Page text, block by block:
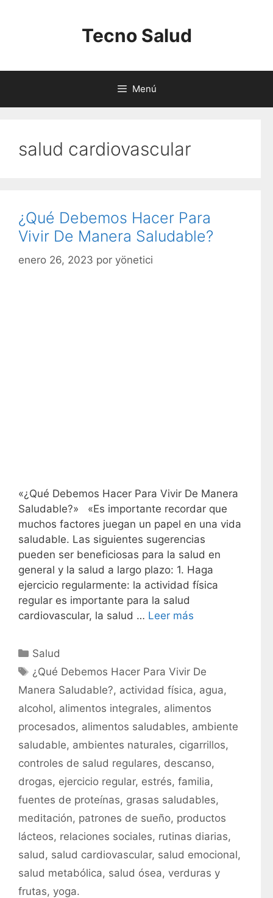
Tecno Salud
Menú
salud cardiovascular
¿Qué Debemos Hacer Para
Vivir De Manera Saludable?
enero 26, 2023 por yönetici
«¿Qué Debemos Hacer Para Vivir De Manera
Saludable?» «Es importante recordar que
muchos factores juegan un papel en una vida
saludable. Las siguientes sugerencias
pueden ser beneficiosas para la salud en
general y la salud a largo plazo: 1. Haga
ejercicio regularmente: la actividad física
regular es importante para la salud
cardiovascular, la salud … Leer más
C
t
e
g
o
r
s
Salud
E
q
u
e
t
s
¿Qué Debemos Hacer Para Vivir De
Manera Saludable?, actividad física, agua,
alcohol, alimentos integrales, alimentos
procesados, alimentos saludables, ambiente
saludable, ambientes naturales, cigarrillos,
controles de salud regulares, descanso,
drogas, ejercicio regular, estrés, familia,
fuentes de proteínas, grasas saludables,
meditación, patrones de sueño, productos
lácteos, relaciones sociales, rutinas diarias,
salud , salud cardiovascular, salud emocional,
salud metabólica, salud ósea, verduras y
frutas, yoga.